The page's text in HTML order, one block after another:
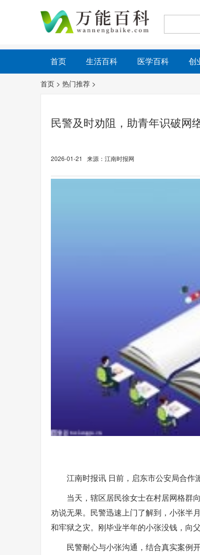
首页 生活百科 医学百科 创
首页 > 热门推荐 >
民警及时劝阻，助青年识破网
2026-01-21 来源：江南时报网
江南时报讯 日前，启东市公安局合作
当天，辖区居民徐女士在村居网格群
劝说无果。民警迅速上门了解到，小张半
和牢狱之灾。刚毕业半年的小张没钱，向
民警耐心与小张沟通，结合真实案例